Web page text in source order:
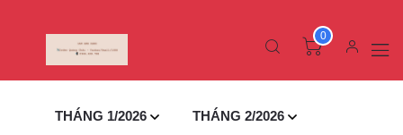
0
THÁNG 1/2026 THÁNG 2/2026